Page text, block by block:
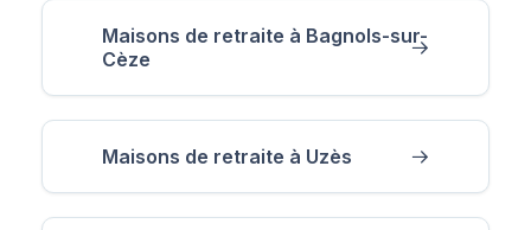
Maisons de retraite à Bagnols-sur-
Cèze
Maisons de retraite à Uzès